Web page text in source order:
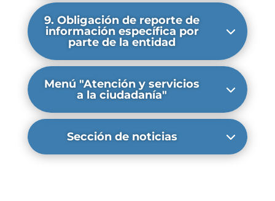
9. Obligación de reporte de
información específica por
parte de la entidad
Menú "Atención y servicios
a la ciudadanía"
Sección de noticias